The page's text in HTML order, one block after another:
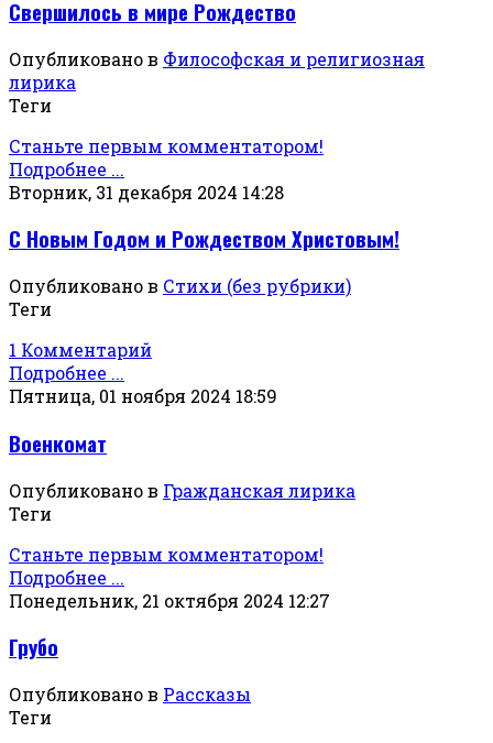
Свершилось в мире Рождество
Опубликовано в Философская и религиозная
лирика
Теги
Станьте первым комментатором!
Подробнее ...
Вторник, 31 декабря 2024 14:28
С Новым Годом и Рождеством Христовым!
Опубликовано в Стихи (без рубрики)
Теги
1 Комментарий
Подробнее ...
Пятница, 01 ноября 2024 18:59
Военкомат
Опубликовано в Гражданская лирика
Теги
Станьте первым комментатором!
Подробнее ...
Понедельник, 21 октября 2024 12:27
Грубо
Опубликовано в Рассказы
Теги